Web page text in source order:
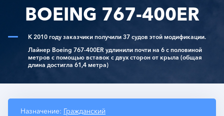
BOEING 767-400ER
К 2010 году заказчики получили 37 судов этой модификации.
Лайнер Boeing 767-400ER удлинили почти на 6 с половиной
метров с помощью вставок с двух сторон от крыла (общая
длина достигла 61,4 метра)
Назначение: Гражданский